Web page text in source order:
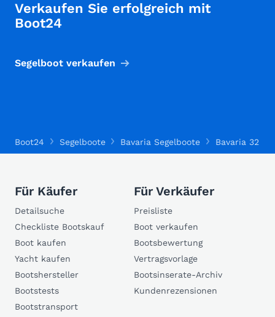
Verkaufen Sie erfolgreich mit
Boot24
Segelboot verkaufen
Boot24 Segelboote Bavaria Segelboote Bavaria 32
Für Käufer
Detailsuche
Checkliste Bootskauf
Boot kaufen
Yacht kaufen
Bootshersteller
Bootstests
Bootstransport
Für Verkäufer
Preisliste
Boot verkaufen
Bootsbewertung
Vertragsvorlage
Bootsinserate-Archiv
Kundenrezensionen